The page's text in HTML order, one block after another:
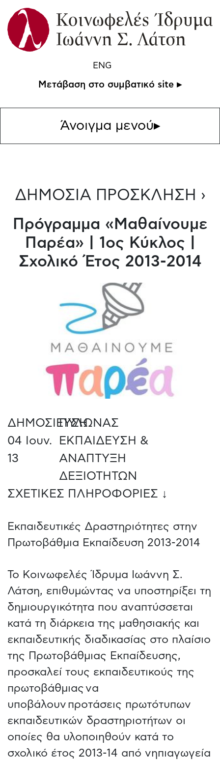
ENG
Μετάβαση στο συμβατικό site ▸
Άνοιγμα μενού▸
ΔΗΜΟΣΙΑ ΠΡΟΣΚΛΗΣΗ ›
Πρόγραμμα «Μαθαίνουμε
Παρέα» | 1ος Κύκλος |
Σχολικό Έτος 2013-2014
ΔΗΜΟΣΙΕΥΣΗ
04 Ιουν.
13
ΠΥΛΩΝΑΣ
ΕΚΠΑΙΔΕΥΣΗ &
ΑΝΑΠΤΥΞΗ
ΔΕΞΙΟΤΗΤΩΝ
ΣΧΕΤΙΚΕΣ ΠΛΗΡΟΦΟΡΙΕΣ ↓
Εκπαιδευτικές Δραστηριότητες στην
Πρωτοβάθμια Εκπαίδευση 2013-2014
Το Κοινωφελές Ίδρυμα Ιωάννη Σ.
Λάτση, επιθυμώντας να υποστηρίξει τη
δημιουργικότητα που αναπτύσσεται
κατά τη διάρκεια της μαθησιακής και
εκπαιδευτικής διαδικασίας στο πλαίσιο
της Πρωτοβάθμιας Εκπαίδευσης,
προσκαλεί τους εκπαιδευτικούς της
πρωτοβάθμιας να
υποβάλουν προτάσεις πρωτότυπων
εκπαιδευτικών δραστηριοτήτων οι
οποίες θα υλοποιηθούν κατά το
σχολικό έτος 2013-14 από νηπιαγωγεία